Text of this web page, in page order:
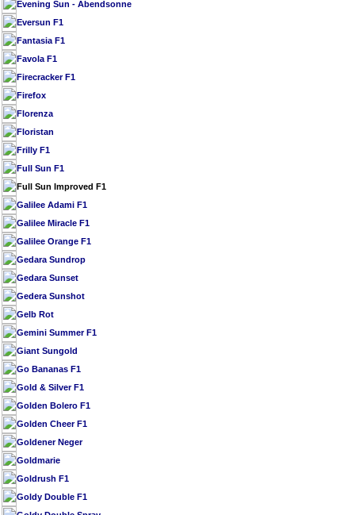
Evening Sun - Abendsonne
Eversun F1
Fantasia F1
Favola F1
Firecracker F1
Firefox
Florenza
Floristan
Frilly F1
Full Sun F1
Full Sun Improved F1
Galilee Adami F1
Galilee Miracle F1
Galilee Orange F1
Gedara Sundrop
Gedara Sunset
Gedera Sunshot
Gelb Rot
Gemini Summer F1
Giant Sungold
Go Bananas F1
Gold & Silver F1
Golden Bolero F1
Golden Cheer F1
Goldener Neger
Goldmarie
Goldrush F1
Goldy Double F1